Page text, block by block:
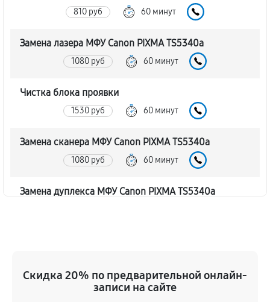
810 руб 60 минут
Замена лазера МФУ Canon PIXMA TS5340a
1080 руб 60 минут
Чистка блока проявки
1530 руб 60 минут
Замена сканера МФУ Canon PIXMA TS5340a
1080 руб 60 минут
Замена дуплекса МФУ Canon PIXMA TS5340a
Замена тормозной площадки
Скидка 20% по предварительной онлайн-
записи на сайте